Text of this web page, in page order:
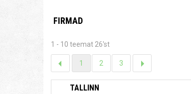
FIRMAD
1 - 10 teemat 26'st
1 2 3